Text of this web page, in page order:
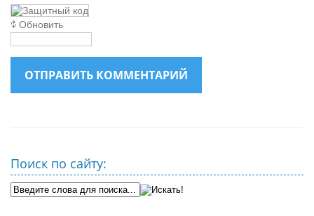
Обновить
ОТПРАВИТЬ КОММЕНТАРИЙ
Поиск по сайту: